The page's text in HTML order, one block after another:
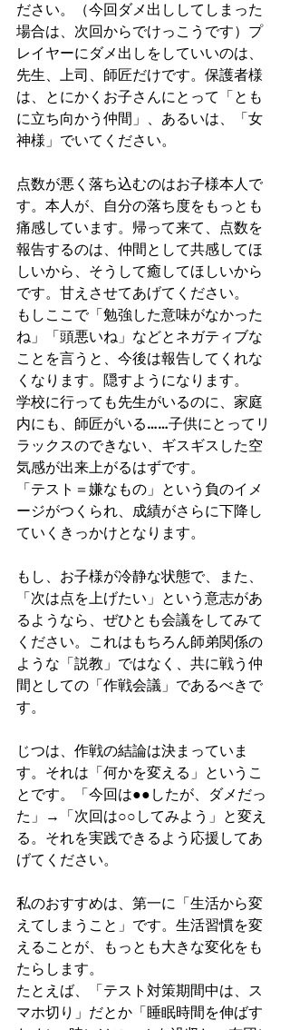
ださい。（今回ダメ出ししてしまった
場合は、次回からでけっこうです）プ
レイヤーにダメ出しをしていいのは、
先生、上司、師匠だけです。保護者様
は、とにかくお子さんにとって「とも
に立ち向かう仲間」、あるいは、「女
神様」でいてください。
点数が悪く落ち込むのはお子様本人で
す。本人が、自分の落ち度をもっとも
痛感しています。帰って来て、点数を
報告するのは、仲間として共感してほ
しいから、そうして癒してほしいから
です。甘えさせてあげてください。
もしここで「勉強した意味がなかった
ね」「頭悪いね」などとネガティブな
ことを言うと、今後は報告してくれな
くなります。隠すようになります。
学校に行っても先生がいるのに、家庭
内にも、師匠がいる……子供にとってリ
ラックスのできない、ギスギスした空
気感が出来上がるはずです。
「テスト＝嫌なもの」という負のイメ
ージがつくられ、成績がさらに下降し
ていくきっかけとなります。
もし、お子様が冷静な状態で、また、
「次は点を上げたい」という意志があ
るようなら、ぜひとも会議をしてみて
ください。これはもちろん師弟関係の
ような「説教」ではなく、共に戦う仲
間としての「作戦会議」であるべきで
す。
じつは、作戦の結論は決まっていま
す。それは「何かを変える」というこ
とです。「今回は●●したが、ダメだっ
た」→「次回は○○してみよう」と変え
る。それを実践できるよう応援してあ
げてください。
私のおすすめは、第一に「生活から変
えてしまうこと」です。生活習慣を変
えることが、もっとも大きな変化をも
たらします。
たとえば、「テスト対策期間中は、ス
マホ切り」だとか「睡眠時間を伸ばす